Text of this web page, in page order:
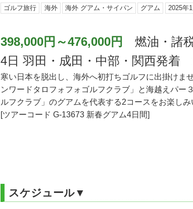
ゴルフ旅行 海外 海外 グアム・サイパン グアム 2025年
398,000円～476,000円
燃油・諸
4日 羽田・成田・中部・関西発
寒い日本を脱出し、海外へ初打ちゴルフに出掛けま
ンワードタロフォフォゴルフクラブ」と海越えパー
ルフクラブ」のグアムを代表する2コースをお楽しみ
[ツアーコード G-13673 新春グアム4日間]
スケジュール▼